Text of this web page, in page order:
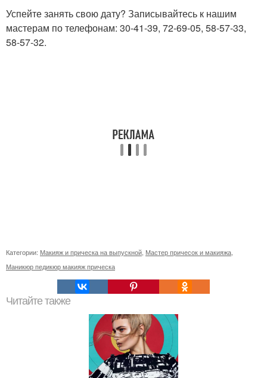
Успейте занять свою дату? Записывайтесь к нашим
мастерам по телефонам: 30-41-39, 72-69-05, 58-57-33,
58-57-32.
Категории: Макияж и прическа на выпускной Мастер причесок и макияжа
Маникюр педикюр макияж прическа
Читайте также